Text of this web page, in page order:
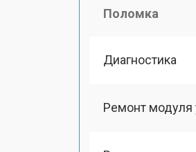
Поломка
Диагностика
Ремонт модуля